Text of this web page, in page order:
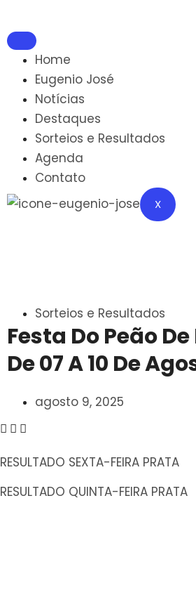
Home
Eugenio José
Notícias
Destaques
Sorteios e Resultados
Agenda
Contato
X
Sorteios e Resultados
Festa Do Peão
De 07 A 10 De
agosto 9, 2025
RESULTADO SEXTA-FEIRA PRATA
RESULTADO QUINTA-FEIRA PRATA